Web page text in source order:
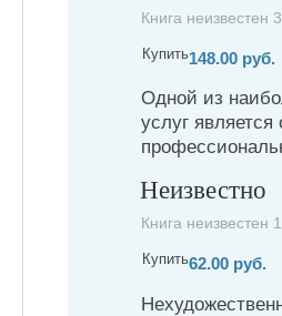
Книга неизвестен
Купить148.00 руб.
Одной из
услуг
Неизвестно
Книга неизвестен
Купить62.00 руб.